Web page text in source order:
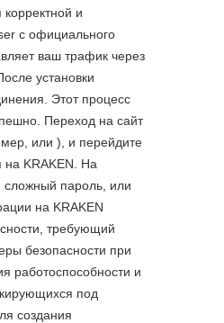
и
с официального
ваш трафик через
установки
Этот процесс
Переход на сайт
или ), и перейдите
на KRAKEN. На
сложный пароль, или
на KRAKEN
требующий
безопасности при
работоспособности и
под
создания